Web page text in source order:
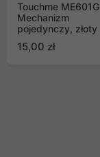
Touchme ME601G
Mechanizm
pojedynczy, złoty
15,00 zł